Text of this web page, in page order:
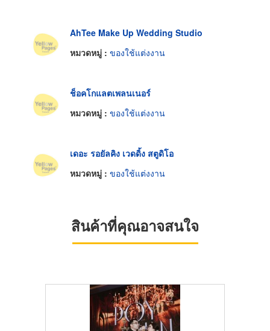
AhTee Make Up Wedding Studio
หมวดหมู่ : ของใช้แต่งงาน
ช็อคโกแลตเพลนเนอร์
หมวดหมู่ : ของใช้แต่งงาน
เดอะ รอยัลคิง เวดดิ้ง สตูดิโอ
หมวดหมู่ : ของใช้แต่งงาน
สินค้าที่คุณอาจสนใจ